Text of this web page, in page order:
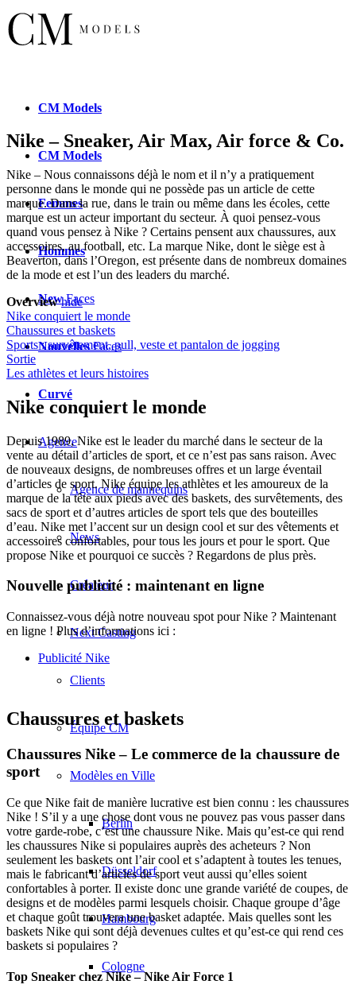
CM Models
CM Models
Femmes
Hommes
NewFaces
NouvellesFaces
Curvé
Agence
Agence de mannequins
News
Créateur
Next Casting
Clients
Équipe CM
Modèles en Ville
Berlin
Düsseldorf
Hambourg
Cologne
Nike – Sneaker, Air Max, Air force & Co.
Nike – Nous connaissons déjà le nom et il n’y a pratiquement
personne dans le monde qui ne possède pas un article de cette
marque. Dans la rue, dans le train ou même dans les écoles, cette
marque est un acteur important du secteur. À quoi pensez-vous
quand vous pensez à Nike ? Certains pensent aux chaussures, aux
accessoires, au football, etc. La marque Nike, dont le siège est à
Beaverton, dans l’Oregon, est présente dans de nombreux domaines
de la mode et est l’un des leaders du marché.
Overview hide
Nike conquiert le monde
Chaussures et baskets
Sports : survêtement, pull, veste et pantalon de jogging
Sortie
Les athlètes et leurs histoires
Nike conquiert le monde
Depuis 1989, Nike est le leader du marché dans le secteur de la
vente au détail d’articles de sport, et ce n’est pas sans raison. Avec
de nouveaux designs, de nombreuses offres et un large éventail
d’articles de sport. Nike équipe les athlètes et les amoureux de la
marque de la tête aux pieds avec des baskets, des survêtements, des
sacs de sport et d’autres articles de sport tels que des bouteilles
d’eau. Nike met l’accent sur un design cool et sur des vêtements et
accessoires confortables, pour tous les jours et pour le sport. Que
propose Nike et pourquoi ce succès ? Regardons de plus près.
Nouvelle publicité : maintenant en ligne
Connaissez-vous déjà notre nouveau spot pour Nike ? Maintenant
en ligne ! Plus d’informations ici :
Publicité Nike
Chaussures et baskets
Chaussures Nike – Le commerce de la chaussure de
sport
Ce que Nike fait de manière lucrative est bien connu : les chaussures
Nike ! S’il y a une chose dont vous ne pouvez pas vous passer dans
votre garde-robe, c’est une chaussure Nike. Mais qu’est-ce qui rend
les chaussures Nike si populaires auprès des acheteurs ? Non
seulement les baskets ont l’air cool et s’adaptent à toutes les tenues,
mais le fabricant d’articles de sport veut aussi qu’elles soient
confortables à porter. Il existe donc une grande variété de coupes, de
designs et de modèles parmi lesquels choisir. Chaque groupe d’âge
et chaque goût trouvera une basket adaptée. Mais quelles sont les
baskets Nike qui sont déjà devenues cultes et qu’est-ce qui rend ces
baskets si populaires ?
Top Sneaker chez Nike – Nike Air Force 1